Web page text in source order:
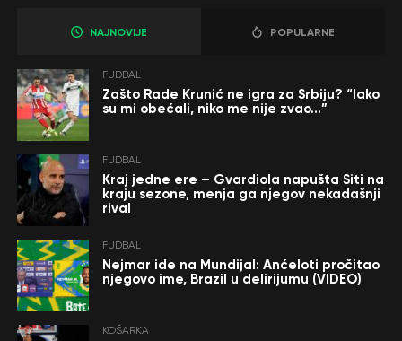
NAJNOVIJE POPULARNE
FUDBAL
Zašto Rade Krunić ne igra za Srbiju? “Iako
su mi obećali, niko me nije zvao…”
FUDBAL
Kraj jedne ere – Gvardiola napušta Siti na
kraju sezone, menja ga njegov nekadašnji
rival
FUDBAL
Nejmar ide na Mundijal: Anćeloti pročitao
njegovo ime, Brazil u delirijumu (VIDEO)
KOŠARKA